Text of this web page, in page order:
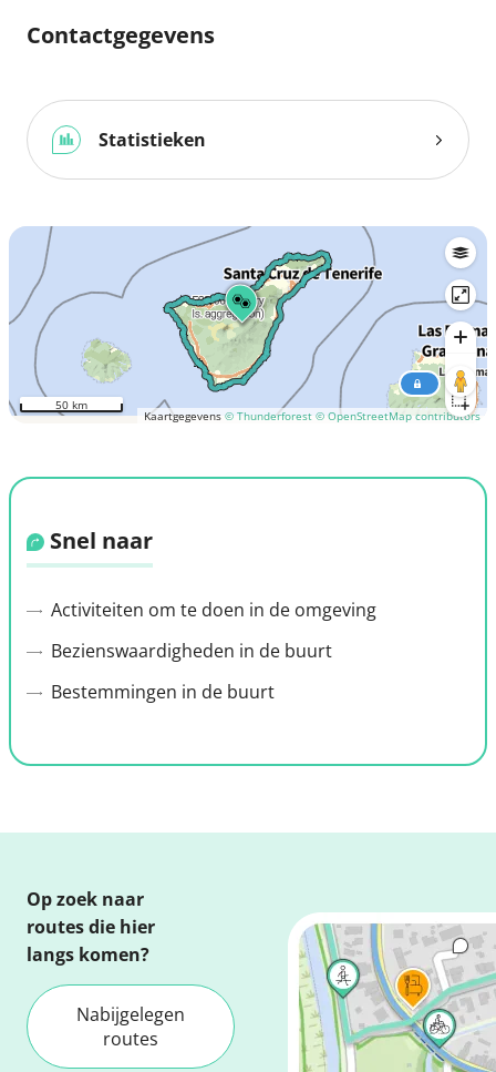
Contactgegevens
Statistieken
Kaartgegevens © Thunderforest © OpenStreetMap contributors
50 km
Snel naar
Activiteiten om te doen in de omgeving
Bezienswaardigheden in de buurt
Bestemmingen in de buurt
Op zoek naar
routes die hier
langs komen?
Nabijgelegen
routes